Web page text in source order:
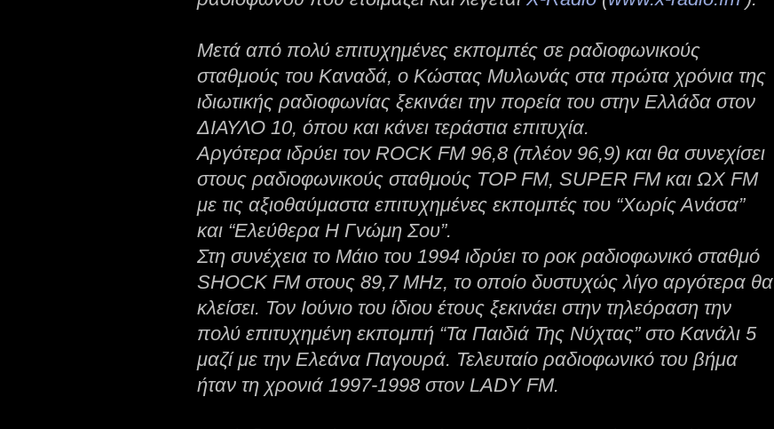
Μετά από πολύ επιτυχημένες εκπομπές σε ραδιοφωνικούς
σταθμούς του Καναδά, ο Κώστας Μυλωνάς στα πρώτα χρόνια της
ιδιωτικής ραδιοφωνίας ξεκινάει την πορεία του στην Ελλάδα στον
ΔΙΑΥΛΟ 10, όπου και κάνει τεράστια επιτυχία.
Αργότερα ιδρύει τον ROCK FM 96,8 (πλέον 96,9) και θα συνεχίσει
στους ραδιοφωνικούς σταθμούς TOP FM, SUPER FM και ΩΧ FM
με τις αξιοθαύμαστα επιτυχημένες εκπομπές του “Χωρίς Ανάσα”
και “Ελεύθερα Η Γνώμη Σου”.
Στη συνέχεια το Μάιο του 1994 ιδρύει το ροκ ραδιοφωνικό σταθμό
SHOCK FM στους 89,7 MHz, το οποίο δυστυχώς λίγο αργότερα θα
κλείσει. Τον Ιούνιο του ίδιου έτους ξεκινάει στην τηλεόραση την
πολύ επιτυχημένη εκπομπή “Τα Παιδιά Της Νύχτας” στο Κανάλι 5
μαζί με την Ελεάνα Παγουρά. Τελευταίο ραδιοφωνικό του βήμα
ήταν τη χρονιά 1997-1998 στον LADY FM.